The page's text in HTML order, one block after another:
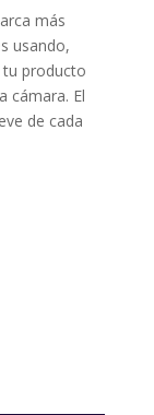
más
usando,
producto
cámara. El
de cada